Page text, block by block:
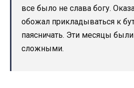
все было не слава богу.
обожал прикладываться к
паясничать. Эти месяцы
сложными.